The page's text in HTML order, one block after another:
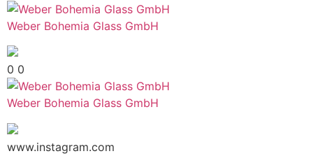
Weber Bohemia Glass GmbH
0 0
Weber Bohemia Glass GmbH
www.instagram.com